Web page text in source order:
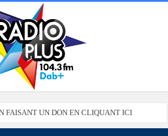
FAISANT UN DON EN CLIQUANT ICI